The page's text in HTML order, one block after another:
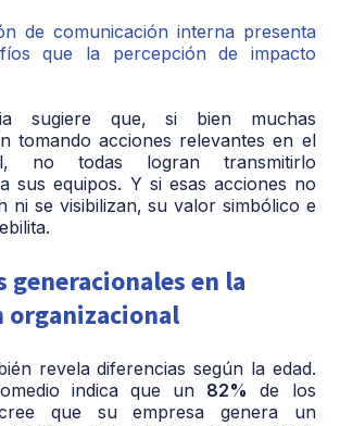
sugiere que, si bien muchas
tomando acciones relevantes en el
no todas logran transmitirlo
sus equipos. Y si esas acciones no
ni se visibilizan, su valor simbólico e
generacionales en la
organizacional
revela diferencias según la edad.
indica que un 82%
de los
cree que su empresa genera un